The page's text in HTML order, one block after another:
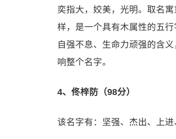
奕指大，姣美，光明。取名
样，是一个具有木属性的五
自强不息、生命力顽强的含
响整个名字。
4、佟梓防（98分）
该名字有：坚强、杰出、上